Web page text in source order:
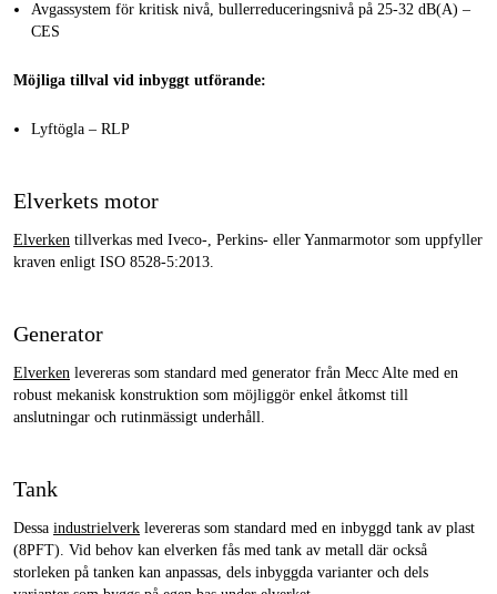
Avgassystem för kritisk nivå, bullerreduceringsnivå på 25-32 dB(A) –
CES
Möjliga tillval vid inbyggt utförande:
Lyftögla – RLP
Elverkets motor
Elverken tillverkas med Iveco-, Perkins- eller Yanmarmotor som uppfyller
kraven enligt ISO 8528-5:2013.
Generator
Elverken levereras som standard med generator från Mecc Alte med en
robust mekanisk konstruktion som möjliggör enkel åtkomst till
anslutningar och rutinmässigt underhåll.
Tank
Dessa industrielverk levereras som standard med en inbyggd tank av plast
(8PFT). Vid behov kan elverken fås med tank av metall där också
storleken på tanken kan anpassas, dels inbyggda varianter och dels